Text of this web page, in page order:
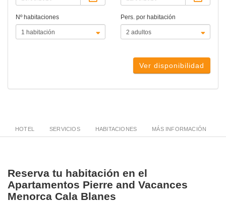
Nº habitaciones Pers. por habitación
Ver disponibilidad
HOTEL SERVICIOS HABITACIONES MÁS INFORMACIÓN
Reserva tu habitación en el
Apartamentos Pierre and Vacances
Menorca Cala Blanes